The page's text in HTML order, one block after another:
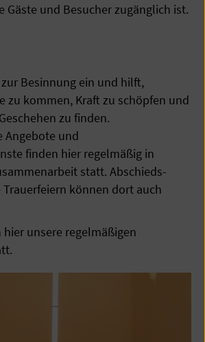
Gäste und Besucher zugänglich ist.
Besinnung ein und hilft,
zu kommen, Kraft zu schöpfen und
zu finden.
Angebote und
finden hier regelmäßig in
statt. Abschieds-
können dort auch
unsere regelmäßigen